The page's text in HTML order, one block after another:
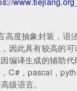
高度抽象封装，语
因此具有较高的可
编译生成的辅助代
C#，pascal，
级语言。